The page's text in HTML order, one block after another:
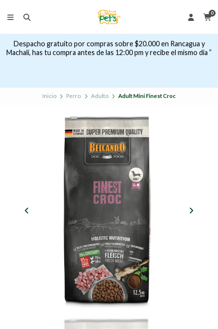
0
Despacho gratuito por compras sobre $20.000 en Rancagua y
Machalí, has tu compra antes de las 12:00 pm y recibe el mismo dia ”
Inicio Perro Adulto Adult Mini Finest Croc